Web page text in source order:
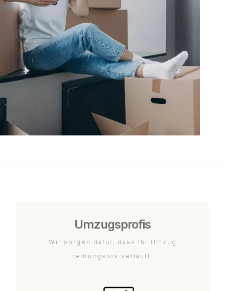
Umzugsprofis
Wir sorgen dafür, dass Ihr Umzug
reibungslos verläuft.